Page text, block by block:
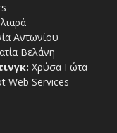
Αντωνίου
Βελάνη
Χρύσα Γώτα
Web Services